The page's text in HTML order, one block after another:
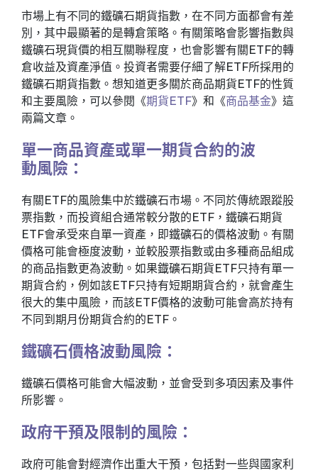
市場上有不同的鐵礦石期貨指數，在不同方面都會有差
別，其中最顯著的是轉倉策略。有關策略會影響指數與
鐵礦石現貨價的相互關聯程度，也會影響有關ETF的轉
倉收益及資產淨值。投資者需要仔細了解ETF所採用的
鐵礦石期貨指數。想知道更多關於商品期貨ETF的性質
和主要風險，可以參閱《期貨ETF》和《商品基金》這
兩篇文章。
單一商品資產或單一期貨合約的波
動風險：
有關ETF的風險集中於鐵礦石市場。不同於傳統跟蹤股
票指數，而投資組合通常較分散的ETF，鐵礦石期貨
ETF會承受來自單一資產，即鐵礦石的價格波動。有關
價格可能會極度波動，並較股票指數或由多種商品組成
的商品指數更為波動。如果鐡礦石期貨ETF只持有單一
期貨合約，例如該ETF只持有短期期貨合約，就會產生
很大的集中風險，而該ETF價格的波動可能會高於持有
不同到期月份期貨合約的ETF。
鐵礦石價格波動風險：
鐵礦石價格可能會大幅波動，並會受到多項因素及事件
所影響。
政府干預及限制的風險：
政府可能會對經濟作出重大干預，包括對一些與國家利